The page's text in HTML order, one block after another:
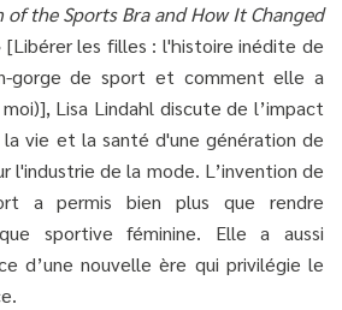
the Sports Bra and How It Changed
les filles : l'histoire inédite de
gorge de sport et comment elle a
Lisa Lindahl discute de l’impact
la vie et la santé d'une génération de
l'industrie de la mode. L’invention de
a permis bien plus que rendre
sportive féminine. Elle a aussi
d’une nouvelle ère qui privilégie le